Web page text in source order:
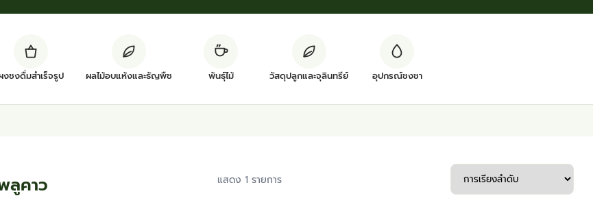
งชงดื่มสำเร็จรูป ผลไม้อบแห้งและธัญพืช พันธุ์ไม้ วัสดุปลูกและจุลินทรีย์ อุปกรณ์ชงชา
ลูคาว แสดง 1 รายการ